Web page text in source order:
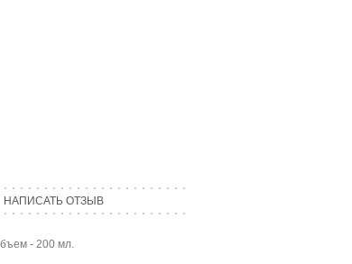
НАПИСАТЬ ОТЗЫВ
- 200 мл.